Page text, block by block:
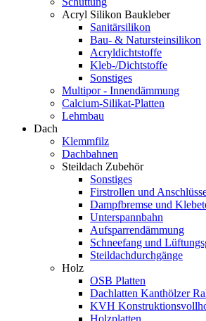
Acryl Silikon Baukleber
Sanitärsilikon
Bau- & Natursteinsilikon
Acryldichtstoffe
Kleb-/Dichtstoffe
Sonstiges
Multipor - Innendämmung
Calcium-Silikat-Platten
Lehmbau
Dach
Klemmfilz
Dachbahnen
Steildach Zubehör
Sonstiges
Firstrollen und
Dampfbremse und
Unterspannbahn
Aufsparrendämmung
Schneefang und
Steildachdurchgänge
Holz
OSB Platten
Dachlatten Kanthölzer
KVH
Holzplatten